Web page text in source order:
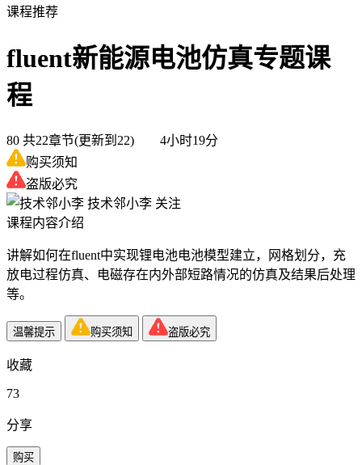
课程推荐
fluent新能源电池仿真专题课
程
80 共22章节(更新到22) 4小时19分
购买须知
盗版必究
技术邻小李 关注
课程内容介绍
讲解如何在fluent中实现锂电池电池模型建立，网格划分，充
放电过程仿真、电磁存在内外部短路情况的仿真及结果后处理
等。
温馨提示 购买须知 盗版必究
收藏
73
分享
购买